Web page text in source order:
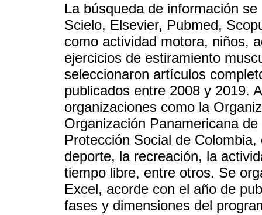
La búsqueda de información
Scielo, Elsevier, Pubmed,
como actividad motora, niños,
ejercicios de estiramiento
seleccionaron artículos
publicados entre 2008 y 2019.
organizaciones como la
Organización Panamericana
Protección Social de
deporte, la recreación, la
tiempo libre, entre otros. Se
Excel, acorde con el año de
fases y dimensiones del